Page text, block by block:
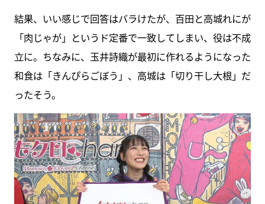
結果、いい感じで回答はバラけたが、百田と高城れにが
「肉じゃが」というド定番で一致してしまい、役は不成
立に。ちなみに、玉井詩織が最初に作れるようになった
和食は「きんぴらごぼう」、高城は「切り干し大根」だ
ったそう。